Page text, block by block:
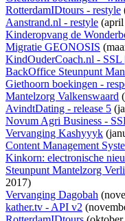
RotterdamIDtours - restyle
Aanstrand.nl - restyle
Kinderopvang de
Migratie GEONOSIS
KindOuderCoach.nl - SSL
BackOffice Steunpunt
Giethoorn boekingen -
Mantelzorg Valkenswaard
AvindtDating - release 5
Novum Agri Business -
Vervanging Kashyyyk
Content Management
Kinkorn: electronische
Steunpunt Mantelzorg
2017)
Vervanging Dagobah
kather.tv - API v2